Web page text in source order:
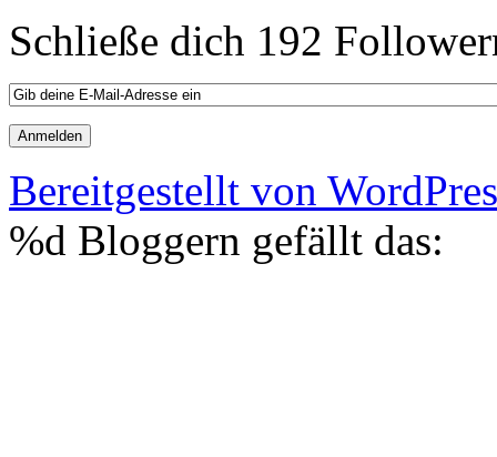
Schließe dich 192
Bereitgestellt von
%d Bloggern gefällt das: